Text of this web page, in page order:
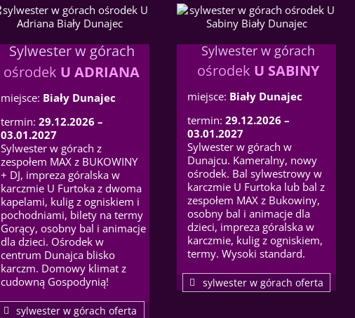
Sylwester w górach
ośrodek U ADRIANA
miejsce: Biały Dunajec
termin: 29.12.2026 –
03.01.2027
Sylwester w górach z
zespołem MAX z BUKOWINY
+ DJ, impreza góralska w
karczmie U Furtoka z dwoma
kapelami, kulig z ogniskiem i
pochodniami, bilety na termy
Gorący, osobny bal i animacje
dla dzieci. Ośrodek w
centrum Dunajca blisko
karczm. Domowy klimat z
cudowną Gospodynią!
sylwester w górach oferta
Sylwester w górach
ośrodek U SABINY
miejsce: Biały Dunajec
termin: 29.12.2026 –
03.01.2027
Sylwester w górach w
Dunajcu. Kameralny, nowy
ośrodek. Bal sylwestrowy w
karczmie U Furtoka lub bal z
zespołem MAX z Bukowiny,
osobny bal i animacje dla
dzieci, impreza góralska w
karczmie, kulig z ogniskiem,
termy. Wysoki standard.
sylwester w górach oferta